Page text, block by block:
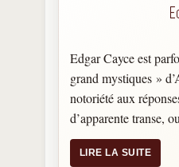
Edgar Cayce est
grand mystiques »
notoriété aux
d’apparente transe,
hypnose, l’illettré se
était alors capable
LIRE LA SUITE